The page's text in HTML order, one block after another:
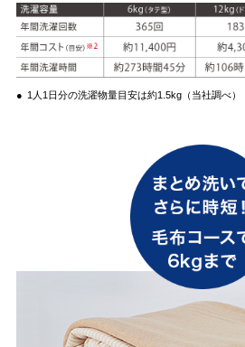
● 1人1日分の洗濯物量目安は約1.5kg（当社調べ）